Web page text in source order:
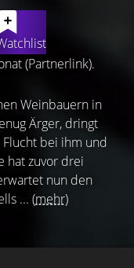
(Partnerlink).
Weinbauern in
Ärger, dringt
bei ihm und
hat zuvor drei
nun den
... (mehr)